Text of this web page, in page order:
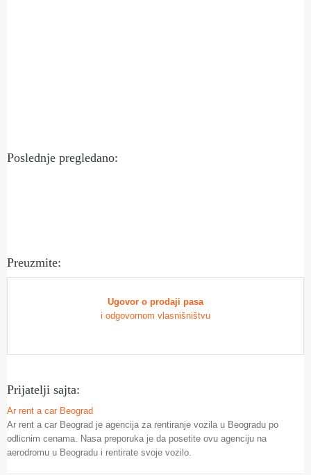
Poslednje pregledano:
Preuzmite:
Ugovor o prodaji pasa
i odgovornom vlasnišništvu
Prijatelji sajta:
Ar rent a car Beograd
Ar rent a car Beograd je agencija za rentiranje vozila u Beogradu po
odlicnim cenama. Nasa preporuka je da posetite ovu agenciju na
aerodromu u Beogradu i rentirate svoje vozilo.